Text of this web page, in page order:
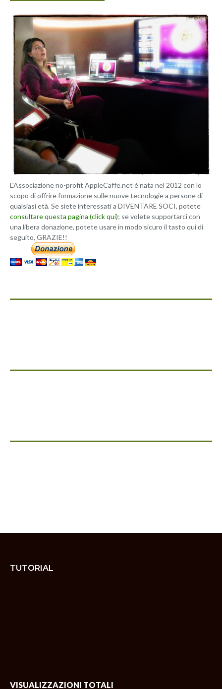
L'Associazione no-profit AppleCaffe.net è nata nel 2012 con lo
scopo di offrire formazione sulle nuove tecnologie a persone di
qualsiasi età. Se siete interessati a DIVENTARE SOCI, potete
consultare questa pagina (click qui); se volete supportarci con
una libera donazione, potete usare in modo sicuro il tasto qui di
seguito, GRAZIE!!
TUTORIAL
VISUALIZZAZIONI TOTALI